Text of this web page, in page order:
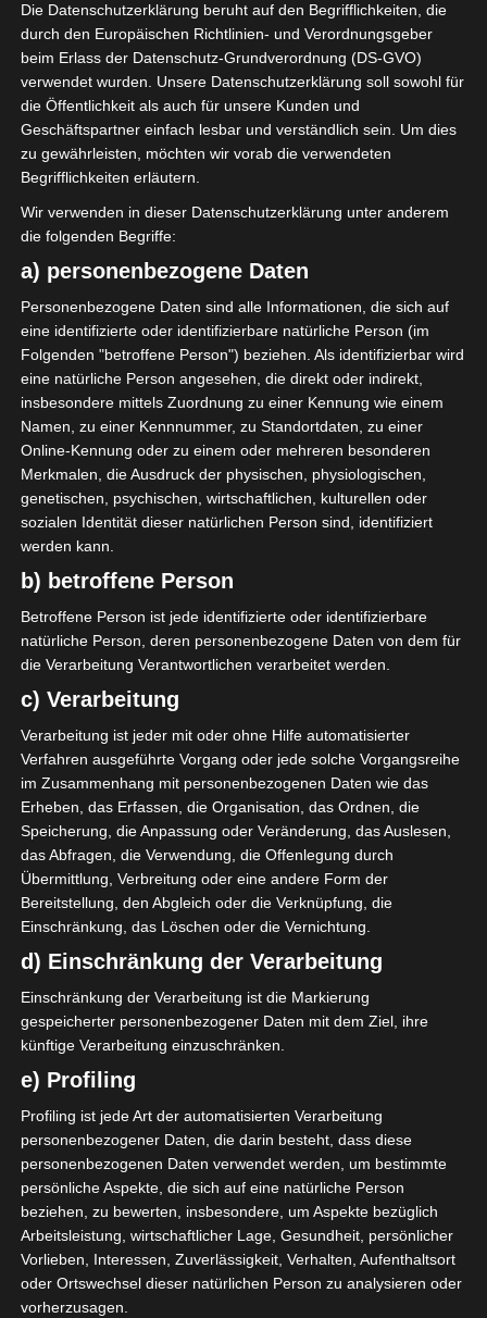
Herzliche Willkommen! Ich bin Natascha,
Gründerin von Röda Hus, einem Home &
Lifestyle-Blog, den ich 2015 ins Leben
beruftstätige Mama. Unserem Zuhause
durch Vintage-Schätze. Meinen Alltag und
die kleinen, aber bedeutenden Momente,
die unser Zuhause & unseren Garten
noch gemütlicher machen, teile ich hier
mit euch. Ich lade dich ein, auf meinem
Blog "Röda Hus" zu stöbern. Ich hoffe, du
findest Inspirationen.
KLEINE KÖSTLICHKEITEN AUS DEM GARTEN
Die Datenschutzerklärung beruht auf den Begrifflichkeiten, die
durch den Europäischen Richtlinien- und Verordnungsgeber
beim Erlass der Datenschutz-Grundverordnung (DS-GVO)
verwendet wurden. Unsere Datenschutzerklärung soll sowohl für
die Öffentlichkeit als auch für unsere Kunden und
Geschäftspartner einfach lesbar und verständlich sein. Um dies
zu gewährleisten, möchten wir vorab die verwendeten
Begrifflichkeiten erläutern.
Wir verwenden in dieser Datenschutzerklärung unter anderem
die folgenden Begriffe:
a) personenbezogene Daten
Personenbezogene Daten sind alle Informationen, die sich auf
eine identifizierte oder identifizierbare natürliche Person (im
Folgenden "betroffene Person") beziehen. Als identifizierbar wird
eine natürliche Person angesehen, die direkt oder indirekt,
insbesondere mittels Zuordnung zu einer Kennung wie einem
Namen, zu einer Kennnummer, zu Standortdaten, zu einer
Online-Kennung oder zu einem oder mehreren besonderen
Merkmalen, die Ausdruck der physischen, physiologischen,
genetischen, psychischen, wirtschaftlichen, kulturellen oder
sozialen Identität dieser natürlichen Person sind, identifiziert
werden kann.
b) betroffene Person
Betroffene Person ist jede identifizierte oder identifizierbare
natürliche Person, deren personenbezogene Daten von dem für
die Verarbeitung Verantwortlichen verarbeitet werden.
c) Verarbeitung
Verarbeitung ist jeder mit oder ohne Hilfe automatisierter
Verfahren ausgeführte Vorgang oder jede solche Vorgangsreihe
im Zusammenhang mit personenbezogenen Daten wie das
Erheben, das Erfassen, die Organisation, das Ordnen, die
Speicherung, die Anpassung oder Veränderung, das Auslesen,
das Abfragen, die Verwendung, die Offenlegung durch
Übermittlung, Verbreitung oder eine andere Form der
Bereitstellung, den Abgleich oder die Verknüpfung, die
Einschränkung, das Löschen oder die Vernichtung.
d) Einschränkung der Verarbeitung
Einschränkung der Verarbeitung ist die Markierung
gespeicherter personenbezogener Daten mit dem Ziel, ihre
künftige Verarbeitung einzuschränken.
e) Profiling
Profiling ist jede Art der automatisierten Verarbeitung
personenbezogener Daten, die darin besteht, dass diese
personenbezogenen Daten verwendet werden, um bestimmte
persönliche Aspekte, die sich auf eine natürliche Person
beziehen, zu bewerten, insbesondere, um Aspekte bezüglich
Arbeitsleistung, wirtschaftlicher Lage, Gesundheit, persönlicher
Vorlieben, Interessen, Zuverlässigkeit, Verhalten, Aufenthaltsort
oder Ortswechsel dieser natürlichen Person zu analysieren oder
vorherzusagen.